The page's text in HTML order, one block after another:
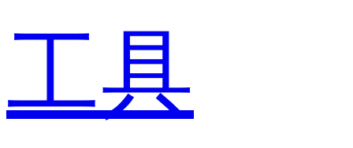
工具